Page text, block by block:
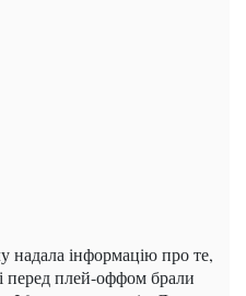
надала інформацію про те,
перед плей-оффом брали